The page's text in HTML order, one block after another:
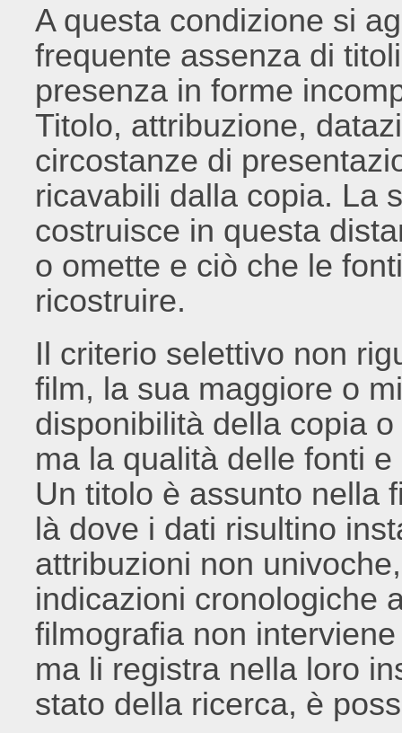
A questa condizione si
frequente assenza di
presenza in forme
Titolo, attribuzione,
circostanze di
ricavabili dalla copia. La
costruisce in questa
o omette e ciò che le
ricostruire.
Il criterio selettivo non
film, la sua maggiore o
disponibilità della copia
ma la qualità delle fonti
Un titolo è assunto nella
là dove i dati risultino
attribuzioni non
indicazioni cronologiche
filmografia non
ma li registra nella loro
stato della ricerca, è